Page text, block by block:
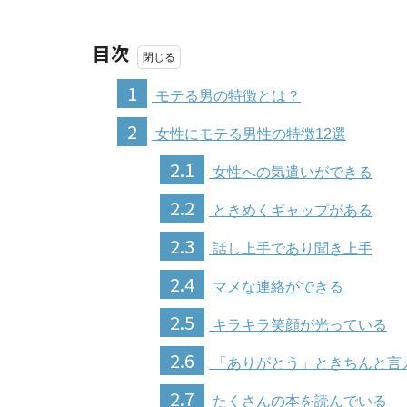
目次
1
モテる男の特徴とは？
2 女性にモテる男性の特徴12選
2.1 女性への気遣いができる
2.2 ときめくギャップがある
2.3 話し上手であり聞き上手
2.4 マメな連絡ができる
2.5 キラキラ笑顔が光っている
2.6 「ありがとう」ときちんと言
2.7 たくさんの本を読んでいる